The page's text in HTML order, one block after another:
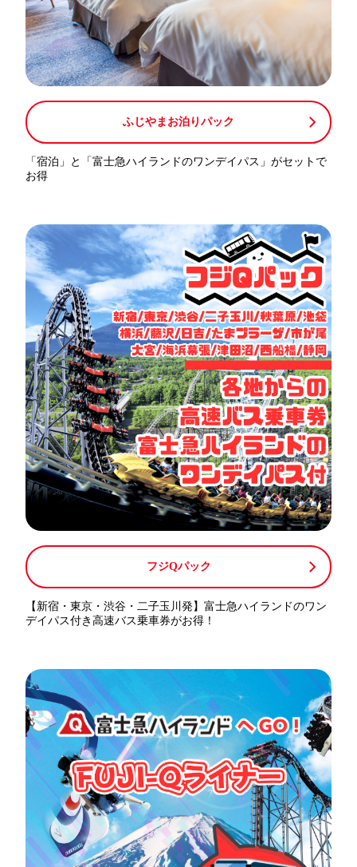
ふじやまお泊りパック
「宿泊」と「富士急ハイランドのワンデイパス」がセットで
お得
フジQパック
【新宿・東京・渋谷・二子玉川発】富士急ハイランドのワン
デイパス付き高速バス乗車券がお得！